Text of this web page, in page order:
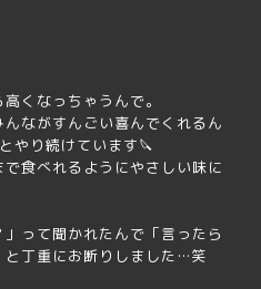
くなっちゃうんで。
ながすんごい喜んでくれるん
やり続けています🔪
食べれるようにやさしい味に
って聞かれたんで「言ったら
と丁重にお断りしました…笑